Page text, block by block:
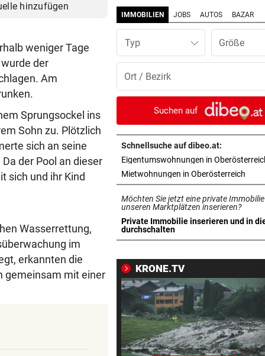
hinzufügen
weniger Tage
der
Am
Sprungsockel ins
Sohn zu. Plötzlich
sich an seine
der Pool an dieser
sich und ihr Kind
Wasserrettung,
im
erkannten die
gemeinsam mit einer
JUGENDLICHE ALS OPFER vor 14
Penisbilder verschickt: So
reagierten die Vereine
vor
Jahre ins Gefängnis
REKORDMONAT FÜR RETTER vor
Seit Wochen kein einziger Tag
ohne Bergeinsatz
ERHÖHTE WERTE: vor 16
Der nächste Badesee muss
geschlossen werden
OBERÖSTERREICH
haben kein Zuhause
FEUERWEHR-AUSSTATTER vor 18
Waldbrände „befeuern“ das
Geschäft von Rosenbauer
NEUES MODELL vor
IMMOBILIEN JOBS AUTOS BAZAR
Typ
Suchen auf
Schnellsuche auf dibeo.at:
Eigentumswohnungen in
Mietwohnungen in Oberösterreich
Möchten Sie jetzt eine private
unseren Marktplätzen inserieren?
Private Immobilie inserieren und in
durchschalten
in neuem Tab öffnen
KRONE.TV